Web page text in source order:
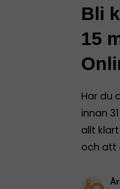
Bli
15
Har du
innan
allt
och att